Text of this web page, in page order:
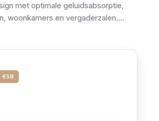
met optimale geluidsabsorptie,
woonkamers en vergaderzalen....
€59